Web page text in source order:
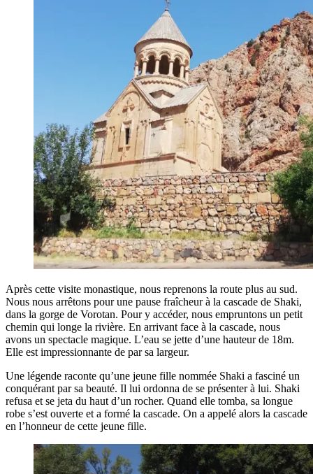
Après cette visite monastique, nous reprenons la route plus au sud.
Nous nous arrêtons pour une pause fraîcheur à la cascade de Shaki,
dans la gorge de Vorotan. Pour y accéder, nous empruntons un petit
chemin qui longe la rivière. En arrivant face à la cascade, nous
avons un spectacle magique. L’eau se jette d’une hauteur de 18m.
Elle est impressionnante de par sa largeur.
Une légende raconte qu’une jeune fille nommée Shaki a fasciné un
conquérant par sa beauté. Il lui ordonna de se présenter à lui. Shaki
refusa et se jeta du haut d’un rocher. Quand elle tomba, sa longue
robe s’est ouverte et a formé la cascade. On a appelé alors la cascade
en l’honneur de cette jeune fille.